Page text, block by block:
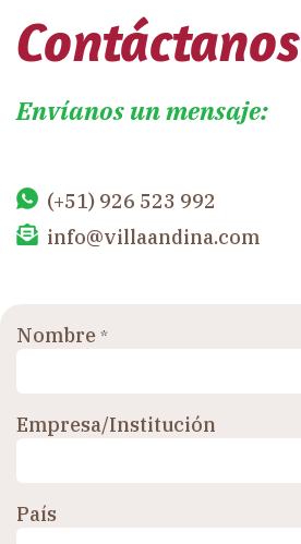
Contáctanos
Envíanos un mensaje:
(+51) 926 523 992
info@villaandina.com
Nombre *
Empresa/Institución
País